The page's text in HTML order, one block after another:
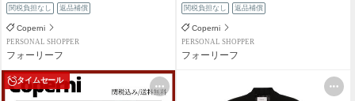
関税負担なし 返品補償
Coperni
PERSONAL SHOPPER
フォーリーフ
関税負担なし 返品補償
Coperni
PERSONAL SHOPPER
フォーリーフ
タイムセール